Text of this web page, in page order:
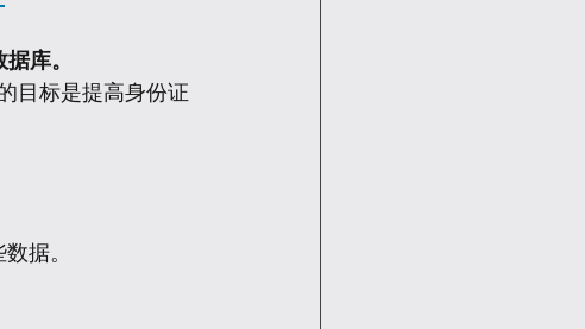
库。
目标是提高身份证
据。